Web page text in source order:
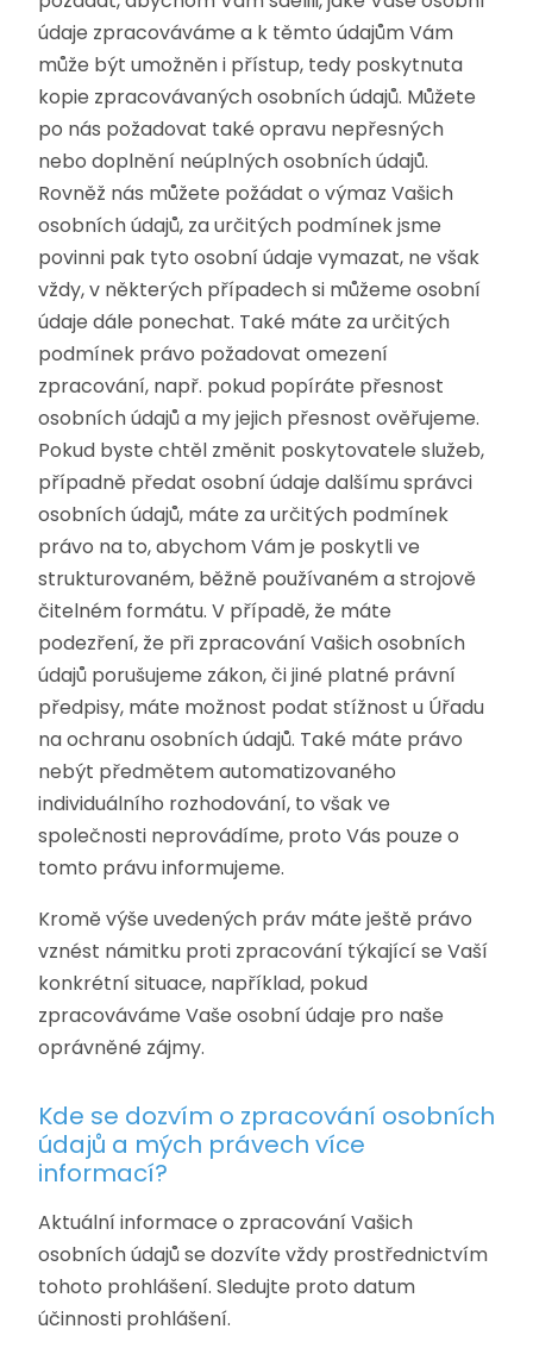
údaje zpracováváme a k těmto údajům Vám
může být umožněn i přístup, tedy poskytnuta
kopie zpracovávaných osobních údajů. Můžete
po nás požadovat také opravu nepřesných
nebo doplnění neúplných osobních údajů.
Rovněž nás můžete požádat o výmaz Vašich
osobních údajů, za určitých podmínek jsme
povinni pak tyto osobní údaje vymazat, ne však
vždy, v některých případech si můžeme osobní
údaje dále ponechat. Také máte za určitých
podmínek právo požadovat omezení
zpracování, např. pokud popíráte přesnost
osobních údajů a my jejich přesnost ověřujeme.
Pokud byste chtěl změnit poskytovatele služeb,
případně předat osobní údaje dalšímu správci
osobních údajů, máte za určitých podmínek
právo na to, abychom Vám je poskytli ve
strukturovaném, běžně používaném a strojově
čitelném formátu. V případě, že máte
podezření, že při zpracování Vašich osobních
údajů porušujeme zákon, či jiné platné právní
předpisy, máte možnost podat stížnost u Úřadu
na ochranu osobních údajů. Také máte právo
nebýt předmětem automatizovaného
individuálního rozhodování, to však ve
společnosti neprovádíme, proto Vás pouze o
tomto právu informujeme.
Kromě výše uvedených práv máte ještě právo
vznést námitku proti zpracování týkající se Vaší
konkrétní situace, například, pokud
zpracováváme Vaše osobní údaje pro naše
oprávněné zájmy.
Kde se dozvím o zpracování osobních
údajů a mých právech více
informací?
Aktuální informace o zpracování Vašich
osobních údajů se dozvíte vždy prostřednictvím
tohoto prohlášení. Sledujte proto datum
účinnosti prohlášení.